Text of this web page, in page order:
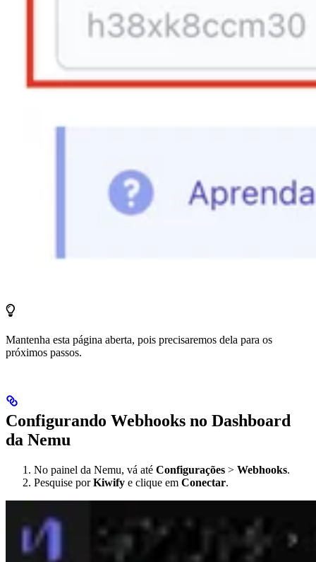
Mantenha esta página aberta, pois precisaremos dela para os
próximos passos.
Configurando Webhooks no Dashboard
da Nemu
No painel da Nemu, vá até Configurações > Webhooks.
Pesquise porKiwify e clique em Conectar.